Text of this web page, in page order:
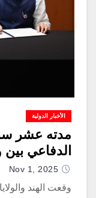
الأخبار الدولية
مدته عشر
الدفاعي
Nov 1, 2025
وقعت الهند